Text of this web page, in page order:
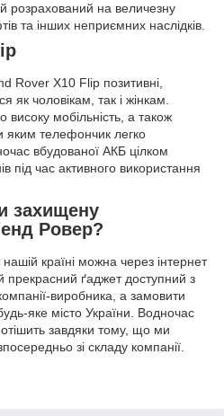
розрахований на величезну
та інших неприємних наслідків.
Rover X10 Flip позитивні,
чоловікам, так і жінкам.
високу мобільність, а також
яким телефончик легко
вбудованої АКБ цілком
під час активного використання
захищену
Ровер?
країні можна через інтернет
прекрасний ґаджет доступний з
виробника, а замовити
яке місто України. Водночас
завдяки тому, що ми
зі складу компанії.